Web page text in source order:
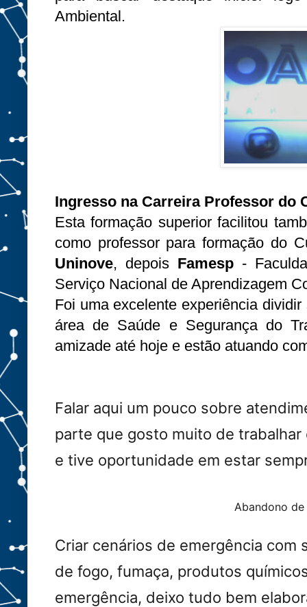
Ambiental.
Ingresso na Carreira Professor do
Esta formação superior facilitou
como professor para formação do
Uninove, depois Famesp-
Serviço Nacional de Aprendizagem
Foi uma excelente experiência
área de Saúde e Segurança do
amizade até hoje e estão atuando
Falar aqui um pouco sobre
parte que gosto muito de
e tive oportunidade em estar
Abandono
Criar cenários de emergência
de fogo, fumaça, produtos
emergência, deixo tudo bem